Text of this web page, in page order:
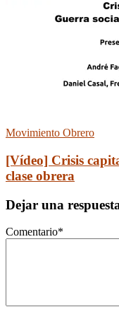
Movimiento Obrero
[Vídeo] Crisis
clase obrera
Dejar una
Comentario*